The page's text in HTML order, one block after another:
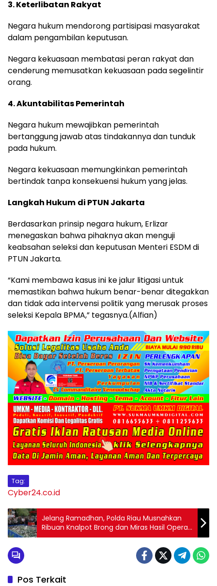
3. Keterlibatan Rakyat
Negara hukum mendorong partisipasi masyarakat
dalam pengambilan keputusan.
Negara kekuasaan membatasi peran rakyat dan
cenderung memusatkan kekuasaan pada segelintir
orang.
4. Akuntabilitas Pemerintah
Negara hukum mewajibkan pemerintah
bertanggung jawab atas tindakannya dan tunduk
pada hukum.
Negara kekuasaan memungkinkan pemerintah
bertindak tanpa konsekuensi hukum yang jelas.
Langkah Hukum di PTUN Jakarta
Berdasarkan prinsip negara hukum, Erlizar
menegaskan bahwa pihaknya akan menguji
keabsahan seleksi dan keputusan Menteri ESDM di
PTUN Jakarta.
“Kami membawa kasus ini ke jalur litigasi untuk
memastikan bahwa hukum benar-benar ditegakkan
dan tidak ada intervensi politik yang merusak proses
seleksi Kepala BPMA,” tegasnya.(Alfian)
Tag:
Cyber24.co.id
Jelang Ramadhan, Polda Riau Musnahkan
Ribuan Knalpot Brong dan Miras Hasil Operasi
KRYD
Pos Terkait